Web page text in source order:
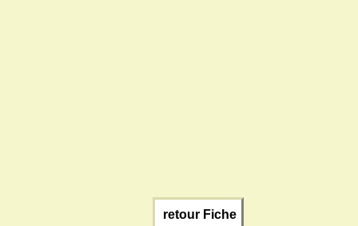
retour Fiche